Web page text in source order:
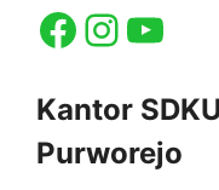
Facebook
Kantor
Purworejo